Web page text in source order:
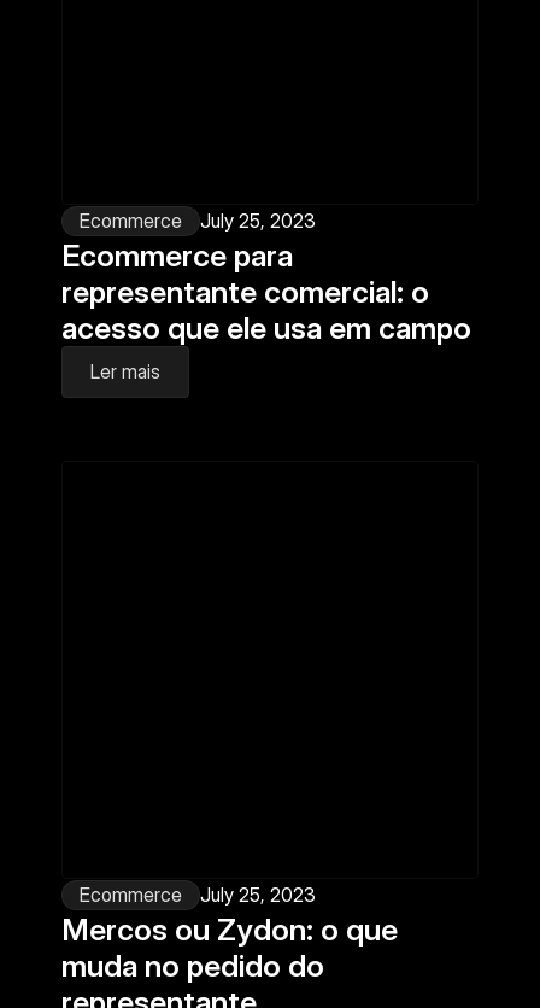
Ecommerce July 25, 2023
Ecommerce para
representante comercial: o
acesso que ele usa em campo
Ler mais
Ecommerce July 25, 2023
Mercos ou Zydon: o que
muda no pedido do